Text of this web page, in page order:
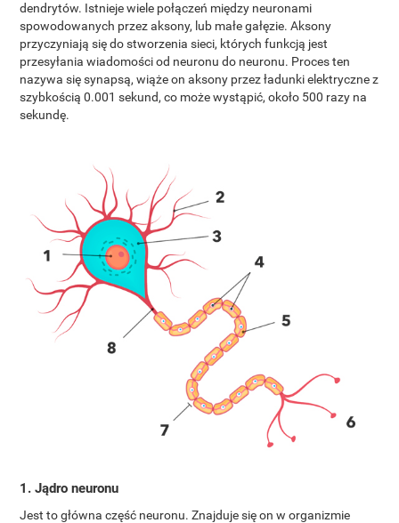
dendrytów. Istnieje wiele połączeń między neuronami
spowodowanych przez aksony, lub małe gałęzie. Aksony
przyczyniają się do stworzenia sieci, których funkcją jest
przesyłania wiadomości od neuronu do neuronu. Proces ten
nazywa się synapsą, wiąże on aksony przez ładunki elektryczne z
szybkością 0.001 sekund, co może wystąpić, około 500 razy na
sekundę.
1. Jądro neuronu
Jest to główna część neuronu. Znajduje się on w organizmie